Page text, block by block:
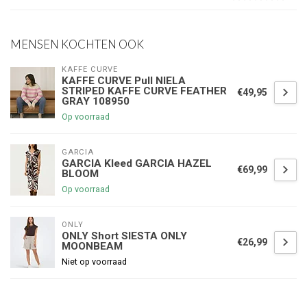
MENSEN KOCHTEN OOK
KAFFE CURVE
KAFFE CURVE Pull NIELA
STRIPED KAFFE CURVE FEATHER
GRAY 108950
Op voorraad
€49,95
GARCIA
GARCIA Kleed GARCIA HAZEL
BLOOM
Op voorraad
€69,99
ONLY
ONLY Short SIESTA ONLY
MOONBEAM
Niet op voorraad
€26,99